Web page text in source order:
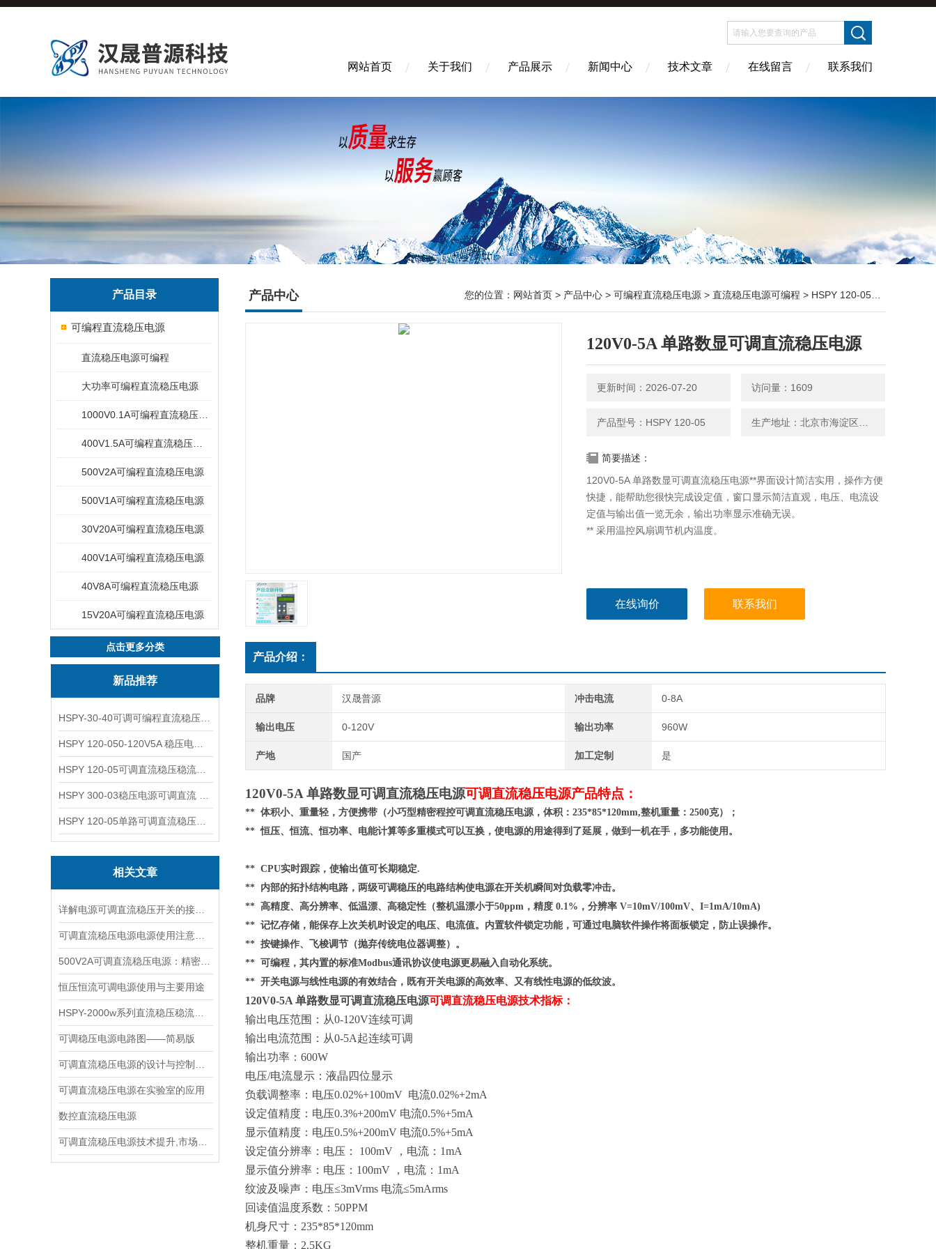
网站首页 关于我们 产品展示 新闻中心 技术文章 在线留言 联系我们
产品目录
可编程直流稳压电源
直流稳压电源可编程
大功率可编程直流稳压电源
500V2A可编程直流稳压电源
500V1A可编程直流稳压电源
30V20A可编程直流稳压电源
400V1A可编程直流稳压电源
40V8A可编程直流稳压电源
15V20A可编程直流稳压电源
点击更多分类
新品推荐
相关文章
恒压恒流可调电源使用与主要用途
可调稳压电源电路图——简易版
可调直流稳压电源在实验室的应用
数控直流稳压电源
产品中心 您的位置： 网站首页 > 产品中心 > 可编程直流稳压电源 > 直流稳压电源可编程 > HSPY 120-05120V0-5A 单路数显可调直流稳压电源
120V0-5A 单路数显可调直流稳压电源
更新时间：2026-07-20 访问量：1609
产品型号：HSPY 120-05
简要描述：
120V0-5A 单路数显可调直流稳压电源**界面设计简洁实用，操作方便
快捷，能帮助您很快完成设定值，窗口显示简洁直观，电压、电流设
定值与输出值一览无余，输出功率显示准确无误。
** 采用温控风扇调节机内温度。
在线询价 联系我们
产品介绍：
品牌 汉晟普源 冲击电流 0-8A
输出电压 0-120V 输出功率 960W
产地 国产 加工定制 是
120V0-5A 单路数显可调直流稳压电源可调直流稳压电源产品特点：
** 体积小、重量轻，方便携带（小巧型精密程控可调直流稳压电源，体积： 235*85*120mm,整机重量： 2500克）；
** 恒压、恒流、恒功率、电能计算等多重模式可以互换 ， 使电源的用途得到了延展，做到一机在手，多功能使用。
** CPU实时跟踪，使输出值可长期稳定.
** 内部的拓扑结构电路，两级可调稳压的电路结构使电源在开关机瞬间对负载零冲击。
** 高精度、高分辨率、低温漂、高稳定性（整机温漂小于50ppm，精度 0.1%， 分辨率 V=10mV/100mV、I=1mA/10mA)
** 记忆存储，能保存上次关机时设定的电压、电流值。内置软件锁定功能，可通过电脑软件操作将面板锁定，防止误操作。
** 按键操作、飞梭调节（抛弃传统电位器调整）。
** 可编程，其内置的标准Modbus通讯协议使电源更易融入自动化系统。
** 开关电源与线性电源的有效结合，既有开关电源的高效率、又有线性电源的低纹波。
120V0-5A 单路数显可调直流稳压电源可调直流稳压电源技术指标：
输出电压范围：从0-120V连续可调
输出电流范围：从0-5A起连续可调
输出功率： 600W
电压/电流显示：液晶四位显示
负载调整率：电压0.02%+100mV 电流0.02%+2mA
设定值精度：电压0.3%+200mV 电流0.5%+5mA
显示值精度：电压0.5%+200mV 电流0.5%+5mA
设定值分辨率：电压：
100mV ， 电流： 1mA
显示值分辨率：电压： 100mV ， 电流： 1mA
纹波及噪声：电压≤3mVrms 电流≤5mArms
回读值温度系数： 50PPM
机身尺寸： 235*85*120mm
整机重量： 2.5KG